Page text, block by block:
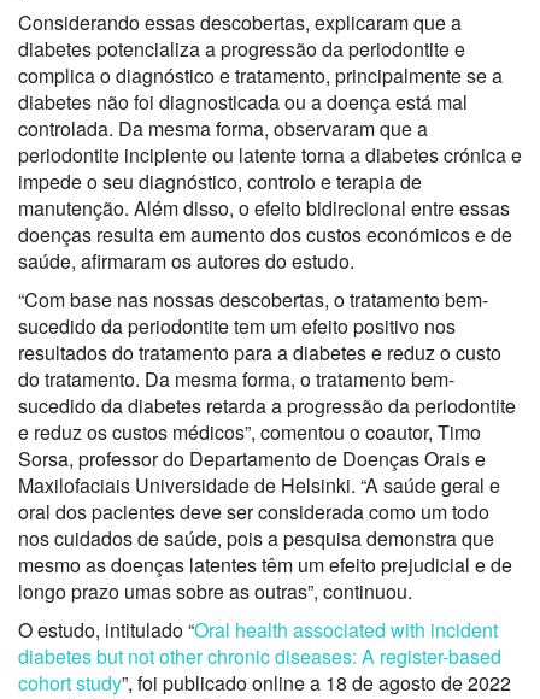
Considerando essas descobertas, explicaram que a
diabetes potencializa a progressão da periodontite e
complica o diagnóstico e tratamento, principalmente se a
diabetes não foi diagnosticada ou a doença está mal
controlada. Da mesma forma, observaram que a
periodontite incipiente ou latente torna a diabetes crónica e
impede o seu diagnóstico, controlo e terapia de
manutenção. Além disso, o efeito bidirecional entre essas
doenças resulta em aumento dos custos económicos e de
saúde, afirmaram os autores do estudo.
“Com base nas nossas descobertas, o tratamento bem-
sucedido da periodontite tem um efeito positivo nos
resultados do tratamento para a diabetes e reduz o custo
do tratamento. Da mesma forma, o tratamento bem-
sucedido da diabetes retarda a progressão da periodontite
e reduz os custos médicos”, comentou o coautor, Timo
Sorsa, professor do Departamento de Doenças Orais e
Maxilofaciais Universidade de Helsinki. “A saúde geral e
oral dos pacientes deve ser considerada como um todo
nos cuidados de saúde, pois a pesquisa demonstra que
mesmo as doenças latentes têm um efeito prejudicial e de
longo prazo umas sobre as outras”, continuou.
O estudo, intitulado “Oral health associated with incident
diabetes but not other chronic diseases: A register-based
cohort study”, foi publicado online a 18 de agosto de 2022